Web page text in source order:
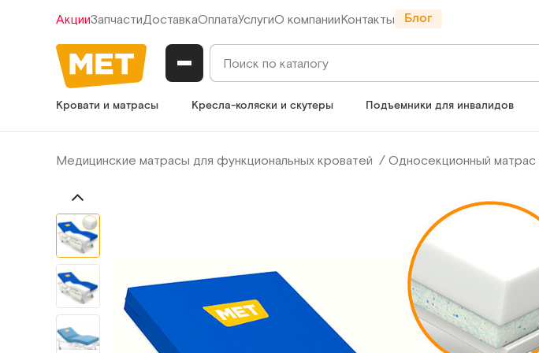
АкцииЗапчастиДоставкаОплатаУслугиО компанииКонтакты Блог
Кровати и матрасы Кресла-коляски и скутеры Подъемники для инвалидов
Медицинские матрасы для функциональных кроватей Односекционный матрас